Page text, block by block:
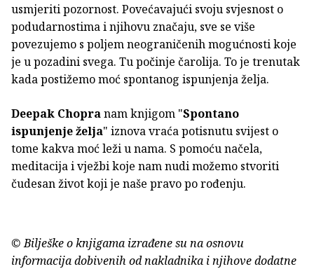
usmjeriti pozornost. Povećavajući svoju svjesnost o
podudarnostima i njihovu značaju, sve se više
povezujemo s poljem neograničenih mogućnosti koje
je u pozadini svega. Tu počinje čarolija. To je trenutak
kada postižemo moć spontanog ispunjenja želja.
Deepak Chopranam knjigom "Spontano
ispunjenje želja" iznova vraća potisnutu svijest o
tome kakva moć leži u nama. S pomoću načela,
meditacija i vježbi koje nam nudi možemo stvoriti
čudesan život koji je naše pravo po rođenju.
© Bilješke o knjigama izrađene su na osnovu
informacija dobivenih od nakladnika i njihove dodatne